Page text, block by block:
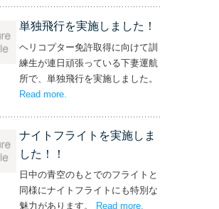
単独飛行を実施しました！
ヘリコプター免許取得に向けて訓
練生が連日頑張っている下妻運航
所で、単独飛行を実施しました。
Read more
ナイトフライトを実施しま
した！！
日中の青空のもとでのフライトと
同様にナイトフライトにも特別な
魅力があります。
Read more– ‘ナイトフライト
.